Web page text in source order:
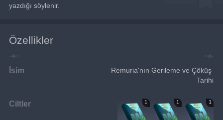
yazdığı söylenir.
Özellikler
İsim
Remuria'nın Gerileme ve Çöküş
Tarihi
Ciltler 1 1 1